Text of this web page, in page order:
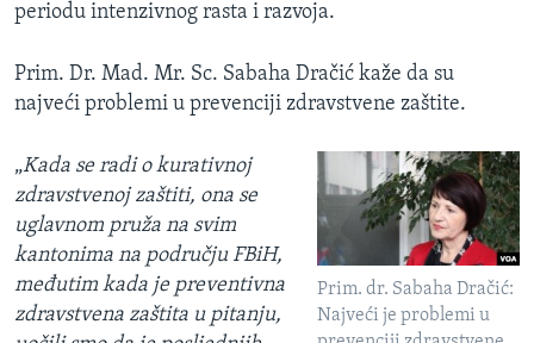
periodu intenzivnog rasta i razvoja.
Prim. Dr. Mad. Mr. Sc. Sabaha Dračić kaže da su
najveći problemi u prevenciji zdravstvene zaštite.
Prim. dr. Sabaha Dračić:
Najveći je problemi u
„Kada se radi o kurativnoj
zdravstvenoj zaštiti, ona se
uglavnom pruža na svim
kantonima na području FBiH,
međutim kada je preventivna
zdravstvena zaštita u pitanju,